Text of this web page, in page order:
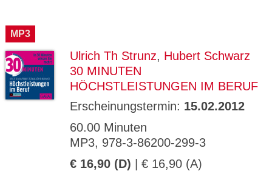
MP3
Ulrich Th Strunz, Hubert Schwarz
30 MINUTEN
HÖCHSTLEISTUNGEN IM BERUF
Erscheinungstermin: 15.02.2012
60.00 Minuten
MP3, 978-3-86200-299-3
€ 16,90 (D) | € 16,90 (A)
ESSION
_ID
GV_CO
OKIES
gabal-
verlag.
Speichert den Zustimmungsstatus des
Benutzers für Cookies auf der aktuellen
Domäne.
90
T